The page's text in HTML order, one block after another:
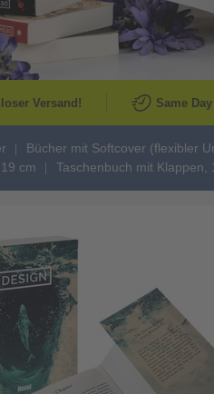
Versand! Same
Bücher mit Softcover (flexibler
cm
Taschenbuch mit